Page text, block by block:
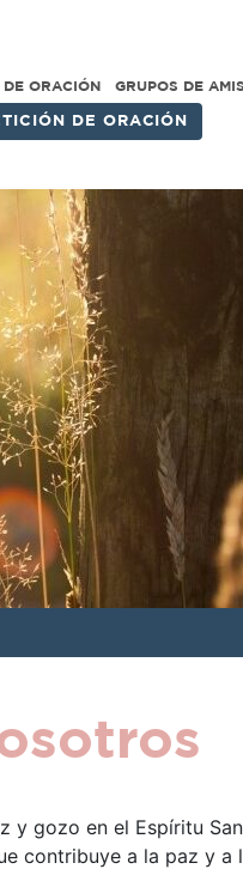
DE ORACIÓN GRUPOS DE
DE ORACIÓN
y gozo en el Espíritu
contribuye a la paz y a